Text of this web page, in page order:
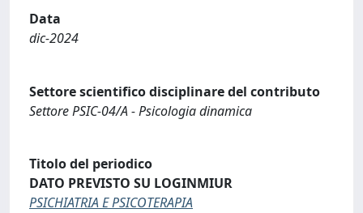
Data
dic-2024
Settore scientifico disciplinare del contributo
Settore PSIC-04/A - Psicologia dinamica
Titolo del periodico
DATO PREVISTO SU LOGINMIUR
PSICHIATRIA E PSICOTERAPIA